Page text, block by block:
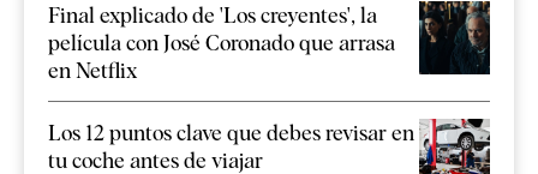
Final explicado de 'Los creyentes', la
película con José Coronado que arrasa
en Netflix
Los 12 puntos clave que debes revisar en
tu coche antes de viajar